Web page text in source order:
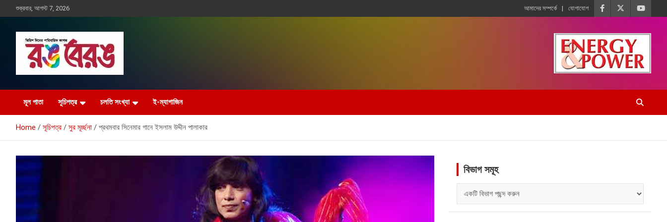
to
শুক্রবার, আগস্ট 7, 2026 আমাদের সম্পর্কে যোগাযোগ
রঙ বেরঙ
মূল পাতা সূচিপত্র চলতি সংখ্যা ই-ম্যাগাজিন
Home সূচিপত্র সুর মূর্চ্ছনা প্রথমবার সিনেমার গানে ইসলাম উদ্দীন পালাকার
বিভাগ সমূহ
সমূহ